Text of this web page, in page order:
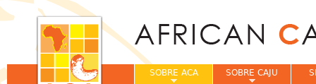
SOBRE ACA SOBRE CAJU